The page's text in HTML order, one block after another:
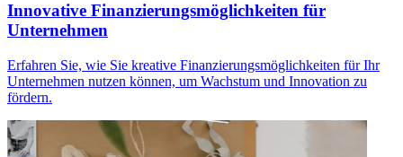
Innovative Finanzierungsmöglichkeiten für
Unternehmen
Erfahren Sie, wie Sie kreative Finanzierungsmöglichkeiten für Ihr
Unternehmen nutzen können, um Wachstum und Innovation zu
fördern.